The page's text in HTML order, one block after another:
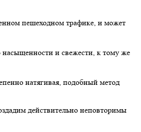
пешеходном трафике, и может
и свежести, к тому же
натягивая, подобный метод
действительно неповторимы